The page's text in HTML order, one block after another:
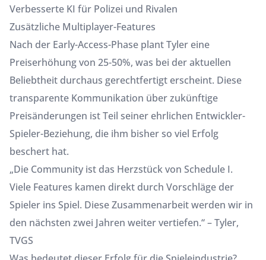
Verbesserte KI für Polizei und Rivalen
Zusätzliche Multiplayer-Features
Nach der Early-Access-Phase plant Tyler eine
Preiserhöhung von 25-50%, was bei der aktuellen
Beliebtheit durchaus gerechtfertigt erscheint. Diese
transparente Kommunikation über zukünftige
Preisänderungen ist Teil seiner ehrlichen Entwickler-
Spieler-Beziehung, die ihm bisher so viel Erfolg
beschert hat.
„Die Community ist das Herzstück von Schedule I.
Viele Features kamen direkt durch Vorschläge der
Spieler ins Spiel. Diese Zusammenarbeit werden wir in
den nächsten zwei Jahren weiter vertiefen.“ – Tyler,
TVGS